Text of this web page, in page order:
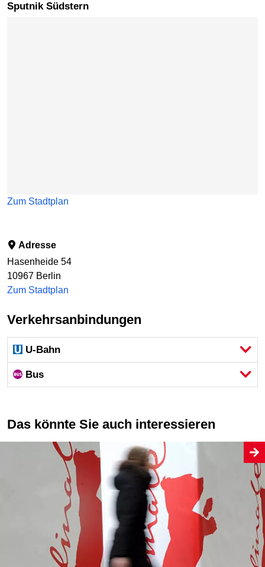
Sputnik Südstern
Zum Stadtplan
Adresse
Hasenheide 54
10967 Berlin
Zum Stadtplan
Verkehrsanbindungen
U-Bahn
Bus
Das könnte Sie auch interessieren